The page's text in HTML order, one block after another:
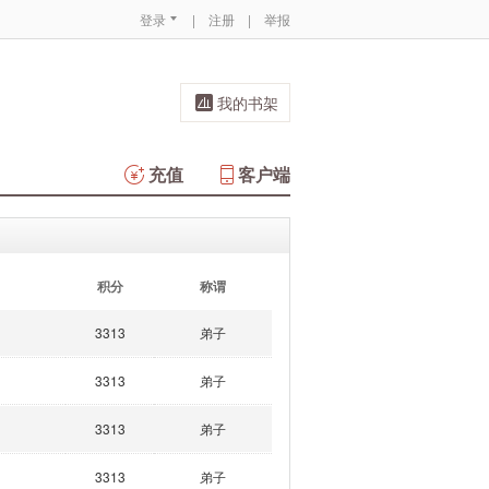
登录 | 注册 | 举报
我的书架
客户端
充值
积分 称谓
3313 弟子
3313 弟子
3313 弟子
3313 弟子